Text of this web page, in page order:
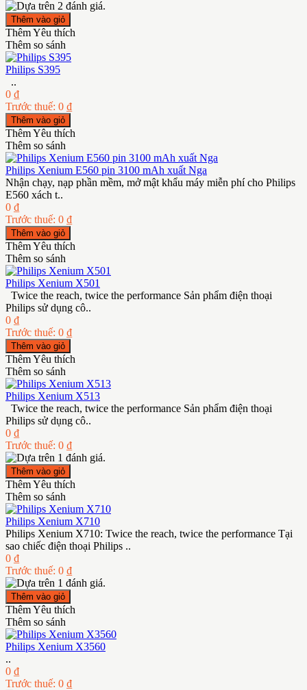
Thêm Yêu thích
Thêm so sánh
Philips S395
..
0 ₫
Trước thuế: 0 ₫
Thêm Yêu thích
Thêm so sánh
Philips Xenium E560 pin 3100 mAh xuất Nga
Nhận chạy, nạp phần mềm, mở mật khẩu máy miễn phí cho Philips
E560 xách t..
0 ₫
Trước thuế: 0 ₫
Thêm Yêu thích
Thêm so sánh
Philips Xenium X501
Twice the reach, twice the performance Sản phẩm điện thoại
Philips sử dụng cô..
0 ₫
Trước thuế: 0 ₫
Thêm Yêu thích
Thêm so sánh
Philips Xenium X513
Twice the reach, twice the performance Sản phẩm điện thoại
Philips sử dụng cô..
0 ₫
Trước thuế: 0 ₫
Thêm Yêu thích
Thêm so sánh
Philips Xenium X710
Philips Xenium X710: Twice the reach, twice the performance Tại
sao chiếc điện thoại Philips ..
0 ₫
Trước thuế: 0 ₫
Thêm Yêu thích
Thêm so sánh
Philips Xenium X3560
..
0 ₫
Trước thuế: 0 ₫